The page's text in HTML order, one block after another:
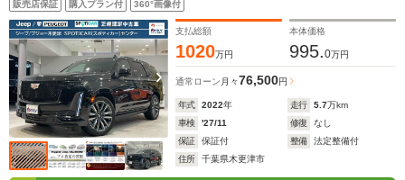
ーモニター ガラスルーフ シートヒータ レーンキー
プ 禁煙
販売店保証 購入プラン付 360°画像付
支払総額
1020万円
本体価格
995.0万円
通常ローン 月々76,500円
年式 2022年 走行 5.7万km
車検
'27/11 修復
なし
保証
保証付 整備
法定整備付
住所
千葉県木更津市